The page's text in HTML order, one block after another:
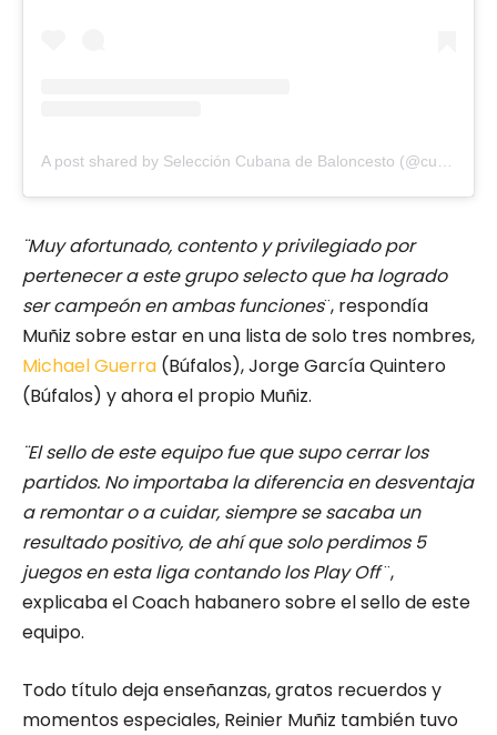
¨Muy afortunado, contento y privilegiado por
pertenecer a este grupo selecto que ha logrado
ser campeón en ambas funciones¨, respondía
Muñiz sobre estar en una lista de solo tres nombres,
Michael Guerra (Búfalos), Jorge García Quintero
(Búfalos) y ahora el propio Muñiz.
¨El sello de este equipo fue que supo cerrar los
partidos. No importaba la diferencia en desventaja
a remontar o a cuidar, siempre se sacaba un
resultado positivo, de ahí que solo perdimos 5
juegos en esta liga contando los Play Off¨,
explicaba el Coach habanero sobre el sello de este
equipo.
Todo título deja enseñanzas, gratos recuerdos y
momentos especiales, Reinier Muñiz también tuvo